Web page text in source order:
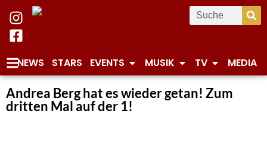
NEWS STARS EVENTS MUSIK TV MEDIA
Andrea Berg hat es wieder getan! Zum
dritten Mal auf der 1!